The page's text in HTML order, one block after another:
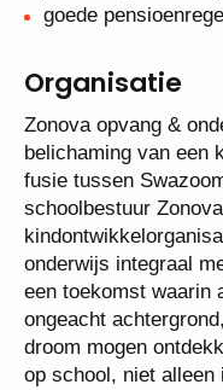
persoonlijk
Organisatie
Zonova opvang &
belichaming van een
de fusie tussen
schoolbestuur
en onderwijs
geloven in een
Zuidoost, ongeacht
en elke droom